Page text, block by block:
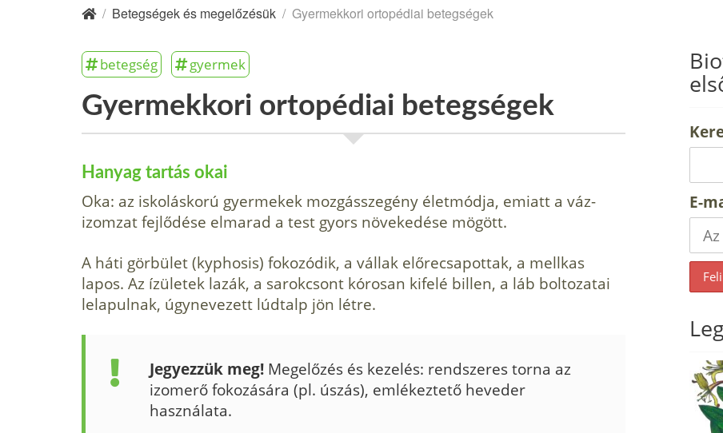
/ Betegségek és megelőzésük / Gyermekkori ortopédiai betegségek
betegség gyermek
Gyermekkori ortopédiai betegségek
Hanyag tartás okai
Oka: az iskoláskorú gyermekek mozgásszegény életmódja, emiatt a váz­
izomzat fejlődése elmarad a test gyors növekedése mögött.
A háti görbület (kyphosis) fokozódik, a vállak előrecsapottak, a mellkas
lapos. Az ízületek lazák, a sarokcsont kórosan kifelé billen, a láb boltozatai
lelapulnak, úgy­nevezett lúdtalp jön létre.
Jegyezzük meg! Megelőzés és kezelés: rendszeres torna az
izomerő fokozására (pl. úszás), emlékez­tető heveder
használata.
E-